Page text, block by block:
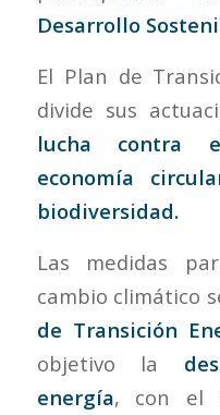
Desarrollo
El Plan de
divide sus
lucha contra
economía
biodiversidad.
Las medidas
cambio climático
de Transición
objetivo la
energía, con el